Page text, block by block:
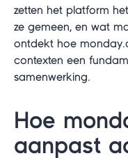
zetten het platform
ze gemeen, en wat
ontdekt hoe
contexten een
samenwerking.
Hoe
aanpast